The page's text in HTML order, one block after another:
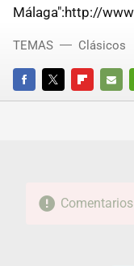
Málaga":http://
FACEBOOKTWITTERFLIPBOARD
E-
TEMAS Clásicos